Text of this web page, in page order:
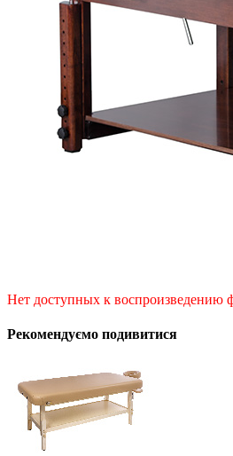
Нет доступных к воспроизведению
Рекомендуємо подивитися